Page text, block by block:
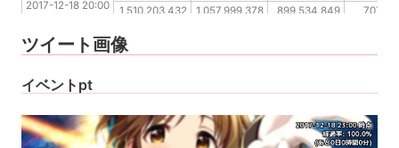
2017-12-18 19:40
1,510,203,432 1,057,999,378 899,534,849
2017-12-18 20:00
2017-12-18 19:40
ツイート画像
イベントpt